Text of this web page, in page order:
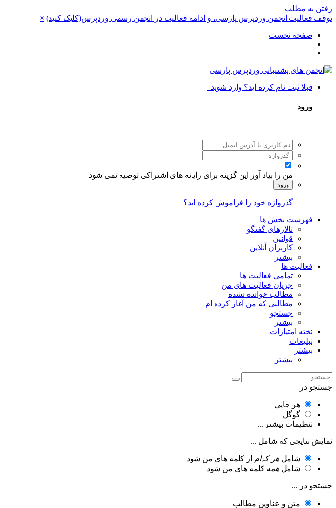
رفتن به مطلب
توقف فعالیت انجمن وردپرس پارسی، و ادامه فعالیت در انجمن رسمی وردپرس(کلیک کنید) ×
صفحه نخست
قبلا ثبت نام کرده اید؟ وارد شوید
ورود
من را بیاد آور این گزینه برای رایانه های اشتراکی توصیه نمی شود
ورود
گذرواژه خود را فراموش کرده اید؟
فهرست بخش ها
تالارهای گفتگو
قوانین
کاربران آنلاین
بیشتر
فعالیت ها
تمامی فعالیت ها
جریان فعالیت های من
مطالب خوانده نشده
مطالبی که من آغاز کرده ام
جستجو
بیشتر
تخته امتیازات
تبلیغات
بیشتر
بیشتر
جستجو در
هر جایی
گوگل
تنظیمات بیشتر ...
نمایش نتایجی که شامل ...
شامل هر کدام از کلمه های من شود
شامل همه کلمه های من شود
جستجو در ...
متن و عناوین مطالب